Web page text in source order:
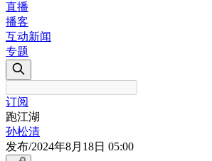
直播
播客
互动新闻
专题
订阅
跑江湖
孙松清
发布/2024年8月18日 05:00